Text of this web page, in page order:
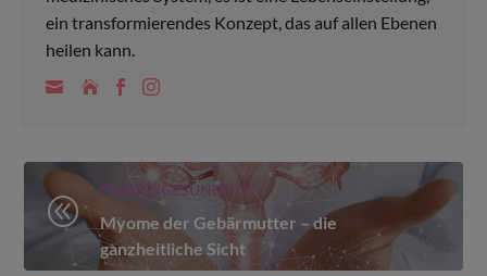
ein transformierendes Konzept, das auf allen Ebenen
heilen kann.
@
FRAUENGESUNDHEIT
Myome der Gebärmutter – die
ganzheitliche Sicht